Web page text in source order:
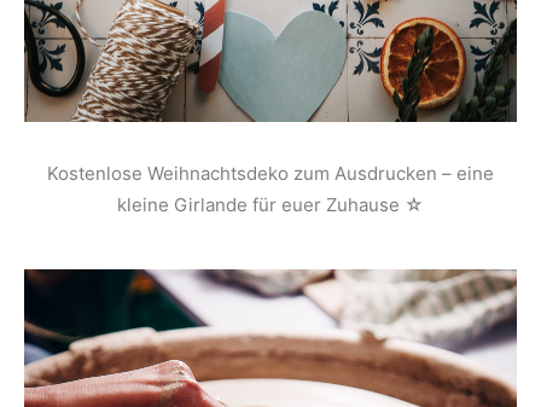
Kostenlose Weihnachtsdeko zum Ausdrucken – eine
kleine Girlande für euer Zuhause ☆